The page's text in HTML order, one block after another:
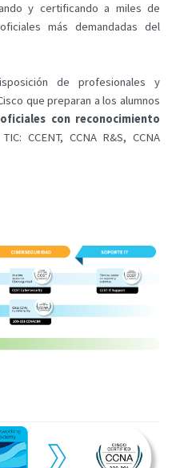
y certificando a miles de
más demandadas del
de profesionales y
que preparan a los alumnos
con reconocimiento
CCENT, CCNA R&S, CCNA